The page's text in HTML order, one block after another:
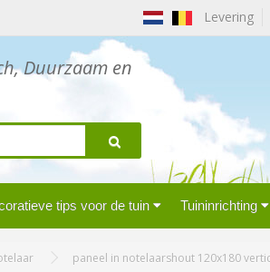
Levering
Duurzaam en
tips voor de tuin Tuininrichting
paneel in notelaarshout 120x180